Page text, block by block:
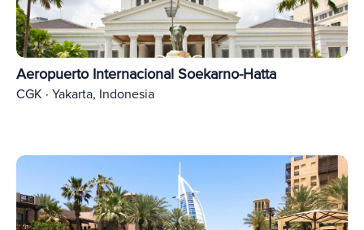
Aeropuerto Internacional Soekarno-Hatta
CGK · Yakarta, Indonesia